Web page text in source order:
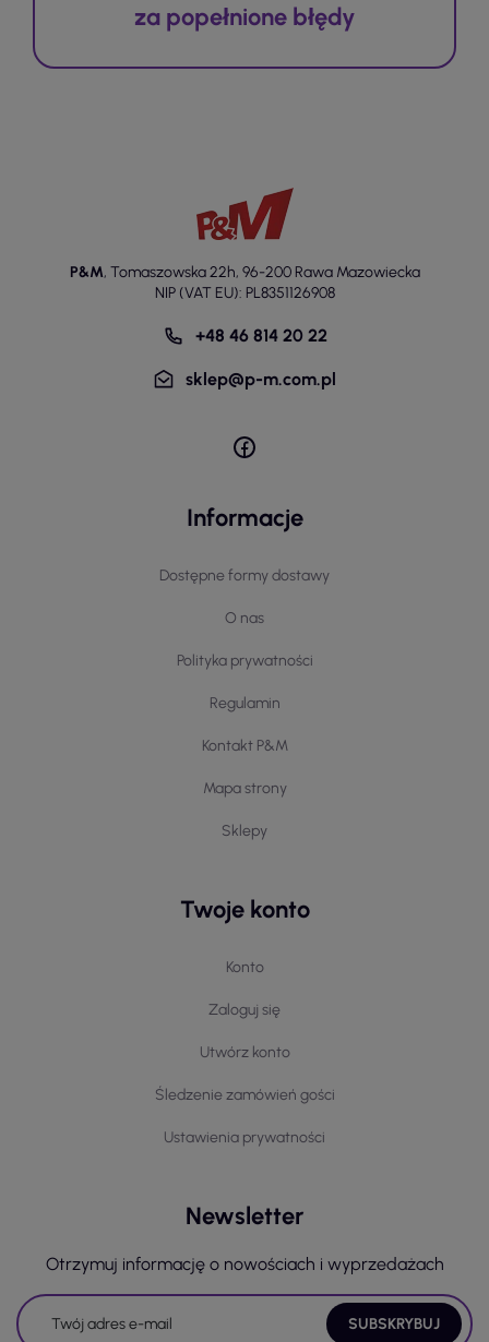
za popełnione błędy
P&M, Tomaszowska 22h, 96-200 Rawa Mazowiecka
NIP (VAT EU): PL8351126908
+48 46 814 20 22
sklep@p-m.com.pl
Informacje
Dostępne formy dostawy
O nas
Polityka prywatności
Regulamin
Kontakt P&M
Mapa strony
Sklepy
Twoje konto
Konto
Zaloguj się
Utwórz konto
Śledzenie zamówień gości
Ustawienia prywatności
Newsletter
Otrzymuj informację o nowościach i wyprzedażach